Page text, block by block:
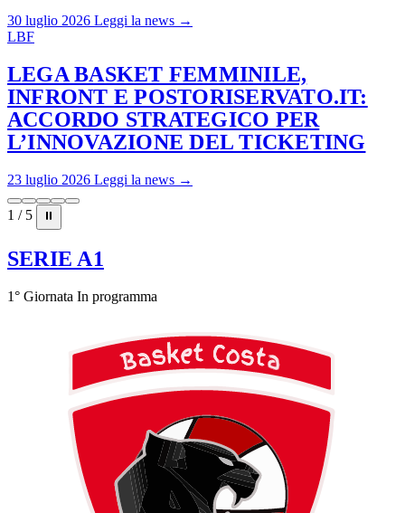
30 luglio 2026 Leggi la news →
LBF
LEGA BASKET FEMMINILE,
INFRONT E POSTORISERVATO.IT:
ACCORDO STRATEGICO PER
L’INNOVAZIONE DEL TICKETING
23 luglio 2026 Leggi la news →
1 / 5 ⏸
SERIE A1
1° Giornata In programma